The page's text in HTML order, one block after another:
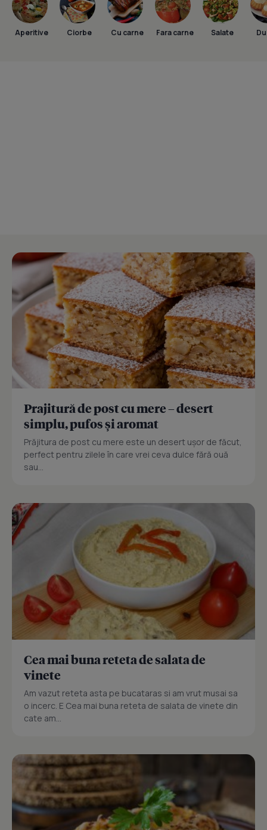
Aperitive Ciorbe Cu carne Fara carne Salate
Prajitură de post cu mere – desert
simplu, pufos și aromat
Prăjitura de post cu mere este un desert ușor de făcut,
perfect pentru zilele în care vrei ceva dulce fără ouă
sau...
Cea mai buna reteta de salata de
vinete
Am vazut reteta asta pe bucataras si am vrut musai sa
o incerc. E Cea mai buna reteta de salata de vinete din
cate am...